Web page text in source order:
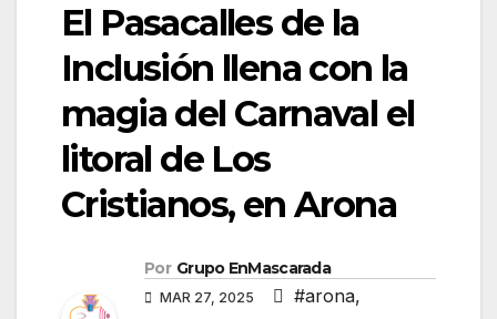
El Pasacalles de la
Inclusión llena con la
magia del Carnaval el
litoral de Los
Cristianos, en Arona
Por Grupo EnMascarada
MAR 27, 2025 #arona,